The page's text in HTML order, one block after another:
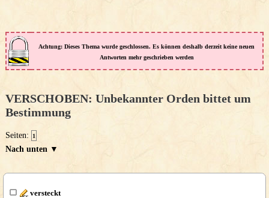
Achtung: Dieses Thema wurde geschlossen. Es können deshalb derzeit keine neuen
Antworten mehr geschrieben werden
VERSCHOBEN: Unbekannter Orden bittet um
Bestimmung
Seiten: 1
Nach unten ▼
versteckt